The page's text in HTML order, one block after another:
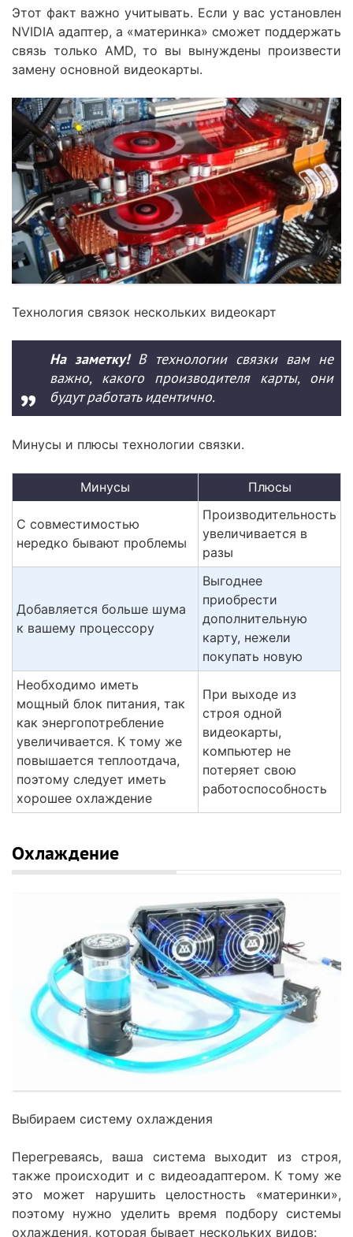
Этот факт важно учитывать. Если у вас установлен
NVIDIA адаптер, а «материнка» сможет поддержать
связь только AMD, то вы вынуждены произвести
замену основной видеокарты.
Технология связок нескольких видеокарт
На заметку!В технологии связки вам не
важно, какого производителя карты, они
будут работать идентично.
Минусы и плюсы технологии связки.
Минусы Плюсы
С совместимостью
нередко бывают проблемы
Производительность
увеличивается в
разы
Добавляется больше шума
к вашему процессору
Выгоднее
приобрести
дополнительную
карту, нежели
покупать новую
Необходимо иметь
мощный блок питания, так
как энергопотребление
увеличивается. К тому же
повышается теплоотдача,
поэтому следует иметь
хорошее охлаждение
При выходе из
строя одной
видеокарты,
компьютер не
потеряет свою
работоспособность
Охлаждение
Выбираем систему охлаждения
Перегреваясь, ваша система выходит из строя,
также происходит и с видеоадаптером. К тому же
это может нарушить целостность «материнки»,
поэтому нужно уделить время подбору системы
охлаждения, которая бывает нескольких видов: